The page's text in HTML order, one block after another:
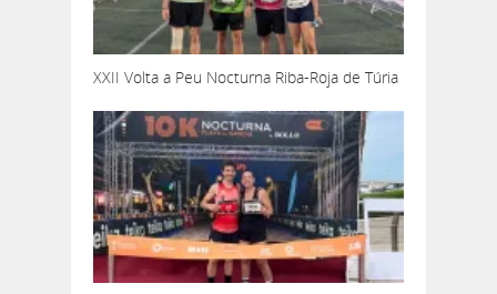
XXII Volta a Peu Nocturna Riba-Roja de Túria